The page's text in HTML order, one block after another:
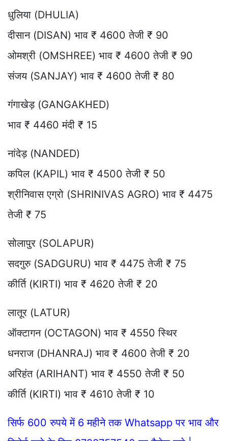
धुलिया (DHULIA)
दीसान (DISAN) भाव ₹ 4600 तेजी ₹ 90
ओमश्री (OMSHREE) भाव ₹ 4600 तेजी ₹ 90
संजय (SANJAY) भाव ₹ 4600 तेजी ₹ 80
गंगाखेड़ (GANGAKHED)
भाव ₹ 4460 मंदी ₹ 15
नांदेड़ (NANDED)
कपिल (KAPIL) भाव ₹ 4500 तेजी ₹ 50
श्रीनिवास एग्रो (SHRINIVAS AGRO) भाव ₹ 4475
तेजी ₹ 75
सोलापुर (SOLAPUR)
सदगुरु (SADGURU) भाव ₹ 4475 तेजी ₹ 75
कीर्ति (KIRTI) भाव ₹ 4620 तेजी ₹ 20
लातूर (LATUR)
ऑक्टागन (OCTAGON) भाव ₹ 4550 स्थिर
धनराज (DHANRAJ) भाव ₹ 4600 तेजी ₹ 20
अरिहंत (ARIHANT) भाव ₹ 4550 तेजी ₹ 50
कीर्ति (KIRTI) भाव ₹ 4610 तेजी ₹ 10
सिर्फ 600 रुपये में 6 महीने तक Whatsapp पर भाव और